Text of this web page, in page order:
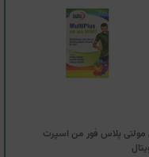
پلاس فور من اسپرت